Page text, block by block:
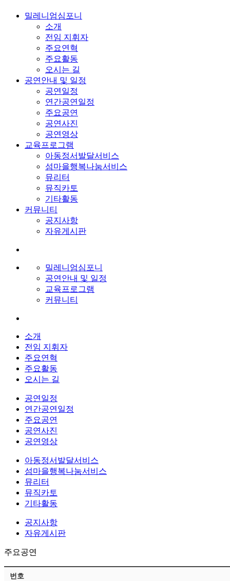
밀레니엄심포니
소개
전임 지휘자
주요연혁
주요활동
오시는 길
공연안내 및 일정
공연일정
연간공연일정
주요공연
공연사진
공연영상
교육프로그램
아동정서발달서비스
섬마을행복나눔서비스
뮤리터
뮤직카토
기타활동
커뮤니티
공지사항
자유게시판
밀레니엄심포니
공연안내 및 일정
교육프로그램
커뮤니티
소개
전임 지휘자
주요연혁
주요활동
오시는 길
공연일정
연간공연일정
주요공연
공연사진
공연영상
아동정서발달서비스
섬마을행복나눔서비스
뮤리터
뮤직카토
기타활동
공지사항
자유게시판
주요공연
번호